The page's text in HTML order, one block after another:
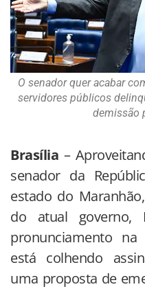
O senador quer acabar
servidores públicos
demissão
Brasília –
senador da
estado do
do atual governo,
pronunciamento na
está colhendo
uma proposta de